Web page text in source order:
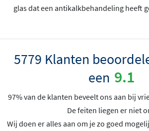
glas dat een antikalkbehandeling heeft
5779 Klanten
een 9.1
97% van de klanten beveelt ons aan bij
De feiten liegen er niet
Wij doen er alles aan om je zo goed